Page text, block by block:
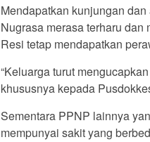
Mendapatkan kunjungan
Nugrasa merasa terharu
Resi tetap mendapatkan
“Keluarga turut
khususnya kepada
Sementara PPNP lainnya
mempunyai sakit yang